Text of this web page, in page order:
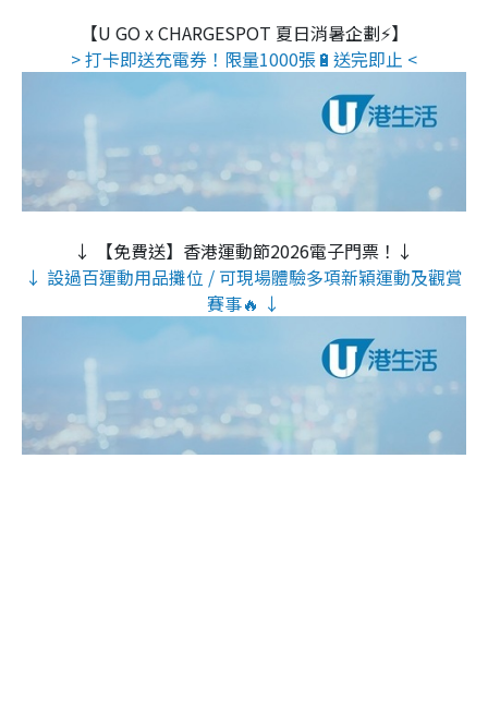
【U GO x CHARGESPOT 夏日消暑企劃⚡】
> 打卡即送充電券！限量1000張🔋送完即止 <
↓ 【免費送】香港運動節2026電子門票！↓
↓ 設過百運動用品攤位 / 可現場體驗多項新穎運動及觀賞
賽事🔥 ↓